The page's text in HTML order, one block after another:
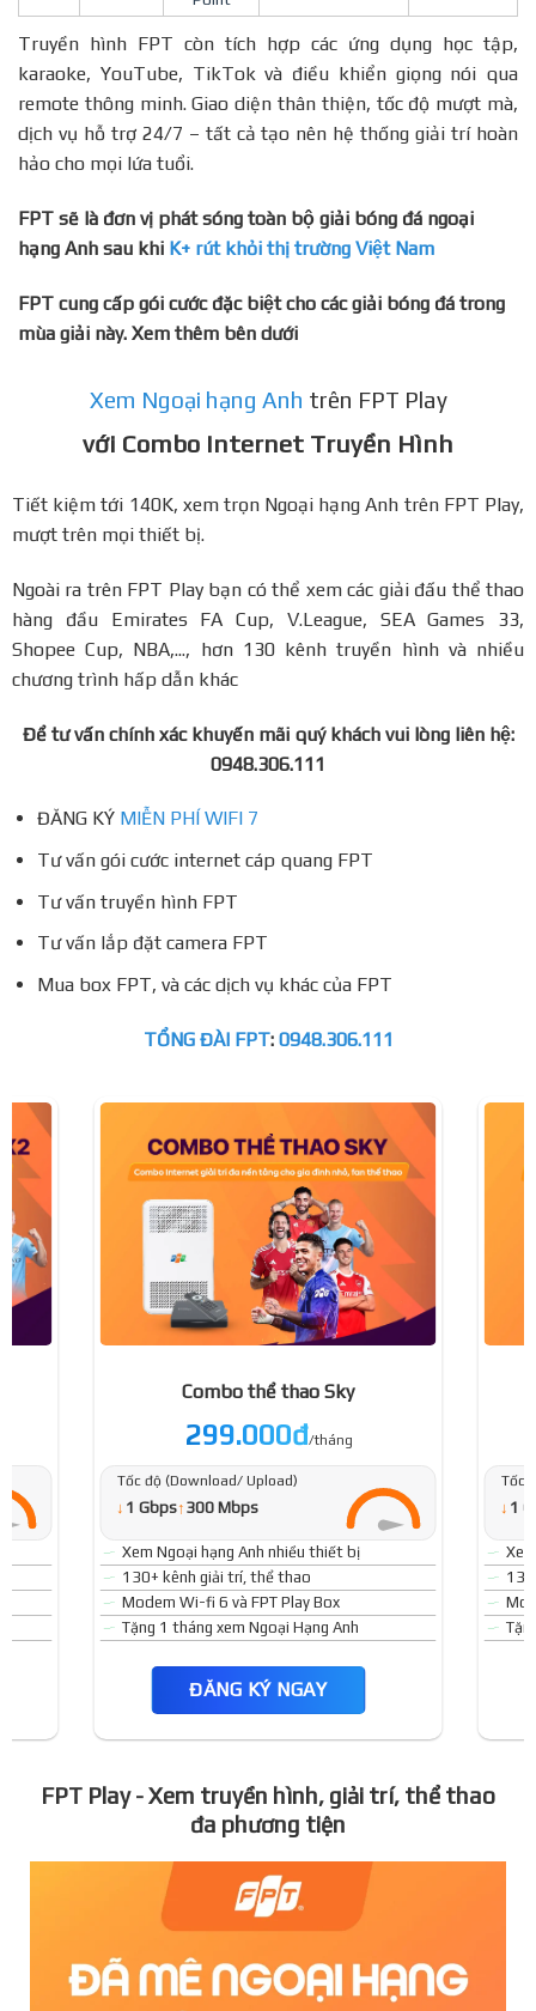
Truyền hình FPT còn tích hợp các ứng dụng học tập,
karaoke, YouTube, TikTok và điều khiển giọng nói qua
remote thông minh. Giao diện thân thiện, tốc độ mượt mà,
dịch vụ hỗ trợ 24/7 – tất cả tạo nên hệ thống giải trí hoàn
hảo cho mọi lứa tuổi.
FPT sẽ là đơn vị phát sóng toàn bộ giải bóng đá ngoại
hạng Anh sau khi K+ rút khỏi thị trường Việt Nam
FPT cung cấp gói cước đặc biệt cho các giải bóng đá trong
mùa giải này. Xem thêm bên dưới
Xem Ngoại hạng Anh trên FPT Play
với Combo Internet Truyền Hình
Tiết kiệm tới 140K, xem trọn Ngoại hạng Anh trên FPT Play,
mượt trên mọi thiết bị.
Ngoài ra trên FPT Play bạn có thể xem các giải đấu thể thao
hàng đầu Emirates FA Cup, V.League, SEA Games 33,
Shopee Cup, NBA,..., hơn 130 kênh truyền hình và nhiều
chương trình hấp dẫn khác
Để tư vấn chính xác khuyến mãi quý khách vui lòng liên hệ:
0948.306.111
ĐĂNG KÝ MIỄN PHÍ WIFI 7
Tư vấn gói cước internet cáp quang FPT
Tư vấn truyền hình FPT
Tư vấn lắp đặt camera FPT
Mua box FPT, và các dịch vụ khác của FPT
TỔNG ĐÀI FPT: 0948.306.111
Combo thể thao Sky
299.000đ/tháng
Tốc độ (Download/ Upload)
↓ 1 Gbps↑ 300 Mbps
Xem Ngoại hạng Anh nhiều thiết bị
130+ kênh giải trí, thể thao
Modem Wi-fi 6 và FPT Play Box
Tặng 1 tháng xem Ngoại Hạng Anh
ĐĂNG KÝ NGAY
Tốc
↓ 1
FPT Play - Xem truyền hình, giải trí, thể thao
đa phương tiện